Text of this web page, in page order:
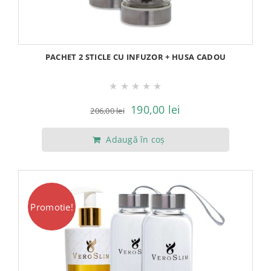
PACHET 2 STICLE CU INFUZOR + HUSA CADOU
★ ★ ★ ★ ★
206,00lei
Prețul
inițial
a
206,00 lei.
190,00 lei
curent
Adaugă în coș
Promotie!